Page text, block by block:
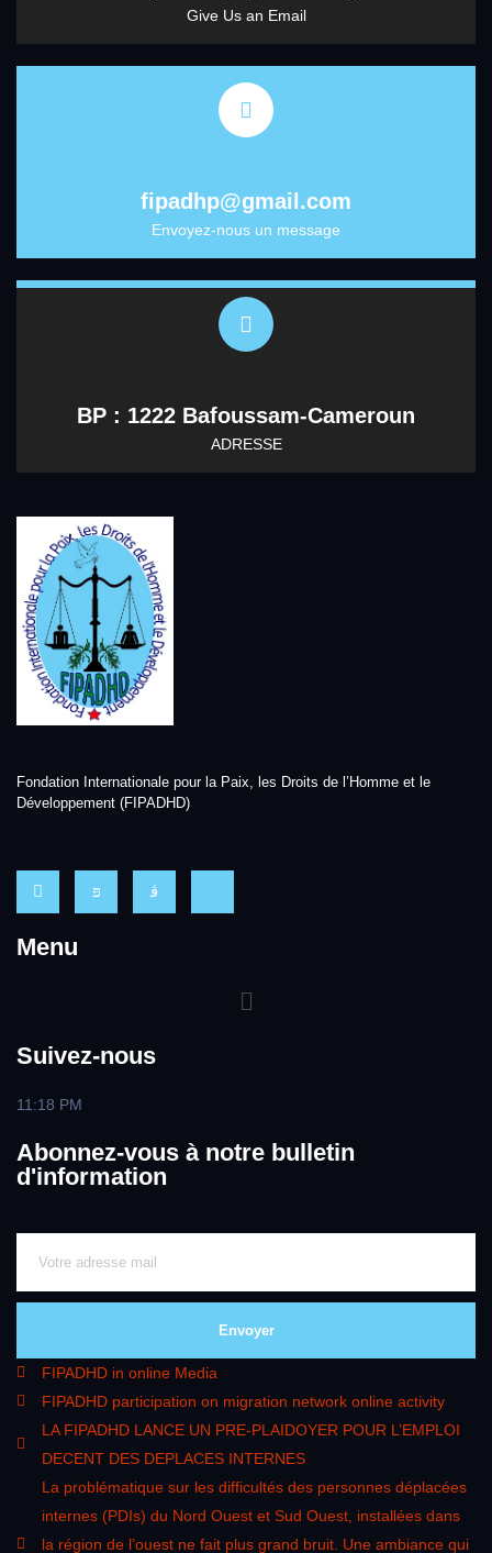
Give Us an Email
fipadhp@gmail.com
Envoyez-nous un message
BP : 1222 Bafoussam-Cameroun
ADRESSE
Fondation Internationale pour la Paix, les Droits de l’Homme et le
Développement (FIPADHD)
Menu
Suivez-nous
11:18 PM
Abonnez-vous à notre bulletin
d'information
Envoyer
FIPADHD in online Media
FIPADHD participation on migration network online activity
LA FIPADHD LANCE UN PRE-PLAIDOYER POUR L’EMPLOI
DECENT DES DEPLACES INTERNES
La problématique sur les difficultés des personnes déplacées
internes (PDIs) du Nord Ouest et Sud Ouest, installées dans
la région de l’ouest ne fait plus grand bruit. Une ambiance qui